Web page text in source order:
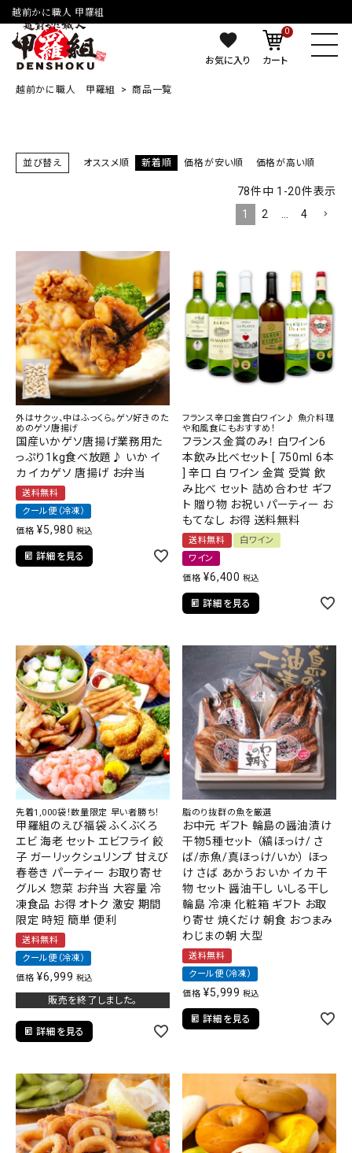
越前かに職人 甲羅組
お気に入り
0
カート
越前かに職人 甲羅組 商品一覧
並び替え オススメ順 新着順 価格が安い順 価格が高い順
78件中 1 -20件表示
1
2 4
外はサクッ、中はふっくら。ゲソ好きのた
めのゲソ唐揚げ
国産いかゲソ唐揚げ業務用た
っぷり1kg食べ放題♪ いか イ
カ イカゲソ 唐揚げ お弁当
送料無料
クール便（冷凍）
価格 ¥5,980 税込
詳細を見る
フランス辛口金賞白ワイン♪ 魚介料理
や和風食にもおすすめ！
フランス金賞のみ！ 白ワイン6
本飲み比べセット [ 750ml 6本
] 辛口 白 ワイン 金賞 受賞 飲
み比べ セット 詰め合わせ ギフ
ト 贈り物 お祝い パーティー お
もてなし お得 送料無料
送料無料
白ワイン
ワイン
価格 ¥6,400 税込
詳細を見る
先着1,000袋！数量限定 早い者勝ち！
甲羅組のえび福袋 ふくぶくろ
エビ 海老 セット エビフライ 餃
子 ガーリックシュリンプ 甘えび
春巻き パーティー お取り寄せ
グルメ 惣菜 お弁当 大容量 冷
凍食品 お得 オトク 激安 期間
限定 時短 簡単 便利
送料無料
クール便（冷凍）
価格 ¥6,999 税込
販売を終了しました。
詳細を見る
脂のり抜群の魚を厳選
お中元 ギフト 輪島の醤油漬け
干物5種セット （縞ほっけ/ さ
ば/赤魚/真ほっけ/いか） ほっ
け さば あかうお いか イカ 干
物 セット 醤油干し いしる干し
輪島 冷凍 化粧箱 ギフト お取
り寄せ 焼くだけ 朝食 おつまみ
わじまの朝 大型
送料無料
クール便（冷凍）
価格 ¥5,999 税込
詳細を見る